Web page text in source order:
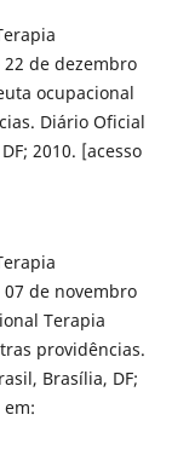
22 de dezembro
ocupacional
Diário Oficial
2010. [acesso
07 de novembro
Terapia
providências.
Brasília, DF;
em: